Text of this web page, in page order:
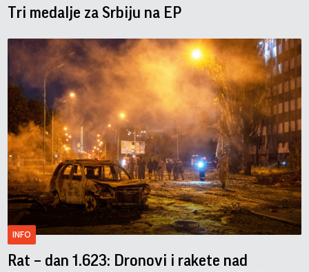
Tri medalje za Srbiju na EP
INFO
Rat – dan 1.623: Dronovi i rakete nad